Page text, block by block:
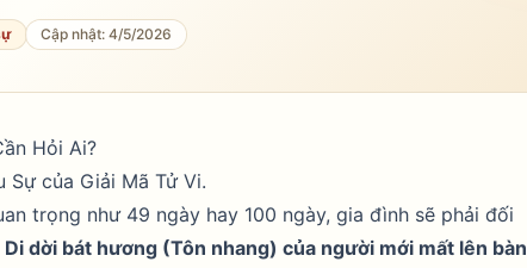
Cập nhật: 4/5/2026
Hỏi Ai?
Sựcủa Giải Mã Tử Vi.
trọng như 49 ngày hay 100 ngày, gia đình sẽ phải đối
Di dời bát hương (Tôn nhang) của người mới mất lên bàn